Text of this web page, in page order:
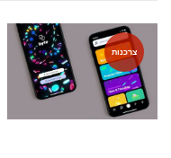
צרכנות